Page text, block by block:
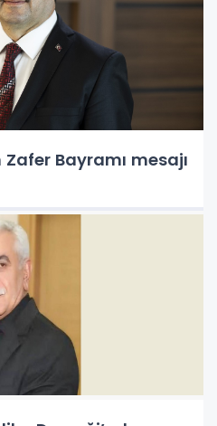
Zafer Bayramı mesajı